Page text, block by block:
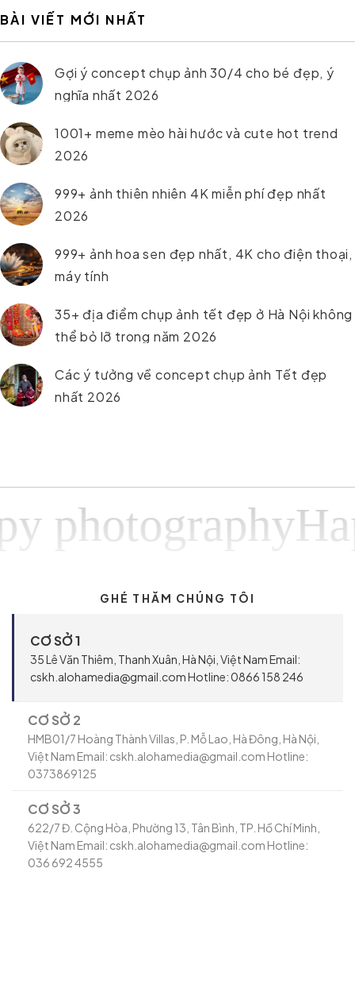
BÀI VIẾT MỚI NHẤT
Gợi ý concept chụp ảnh 30/4 cho bé đẹp, ý
nghĩa nhất 2026
1001+ meme mèo hài hước và cute hot trend
2026
999+ ảnh thiên nhiên 4K miễn phí đẹp nhất
2026
999+ ảnh hoa sen đẹp nhất, 4K cho điện thoại,
máy tính
35+ địa điểm chụp ảnh tết đẹp ở Hà Nội không
thể bỏ lỡ trong năm 2026
Các ý tưởng về concept chụp ảnh Tết đẹp
nhất 2026
GHÉ THĂM CHÚNG TÔI
CƠ SỞ 1
35 Lê Văn Thiêm, Thanh Xuân, Hà Nội, Việt Nam Email:
cskh.alohamedia@gmail.com Hotline: 0866 158 246
CƠ SỞ 2
HMB01/7 Hoàng Thành Villas, P. Mỗ Lao, Hà Đông, Hà Nội,
Việt Nam Email: cskh.alohamedia@gmail.com Hotline:
0373869125
CƠ SỞ 3
622/7 Đ. Cộng Hòa, Phường 13, Tân Bình, TP. Hồ Chí Minh,
Việt Nam Email: cskh.alohamedia@gmail.com Hotline:
036 692 4555